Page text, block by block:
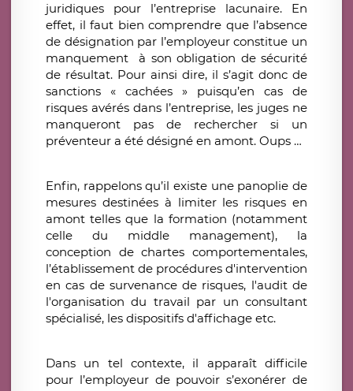
juridiques pour l’entreprise lacunaire. En
effet, il faut bien comprendre que l’absence
de désignation par l’employeur constitue un
manquement à son obligation de sécurité
de résultat. Pour ainsi dire, il s’agit donc de
sanctions « cachées » puisqu’en cas de
risques avérés dans l’entreprise, les juges ne
manqueront pas de rechercher si un
préventeur a été désigné en amont. Oups …
Enfin, rappelons qu’il existe une panoplie de
mesures destinées à limiter les risques en
amont telles que la formation (notamment
celle du middle management), la
conception de chartes comportementales,
l’établissement de procédures d'intervention
en cas de survenance de risques, l'audit de
l'organisation du travail par un consultant
spécialisé, les dispositifs d'affichage etc.
Dans un tel contexte, il apparaît difficile
pour l’employeur de pouvoir s’exonérer de